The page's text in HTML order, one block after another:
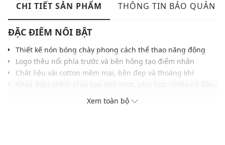
CHI TIẾT SẢN PHẨM THÔNG TIN BẢO QUẢN
ĐẶC ĐIỂM NỔI BẬT
Thiết kế nón bóng chày phong cách thể thao năng động
Logo thêu nổi phía trước và bên hông tạo điểm nhấn
Chất liệu vải cotton mềm mại, bền đẹp và thoáng khí
Lưỡi trai cong giúp bảo vệ khỏi ánh nắng khi ở ngoài trời
Tông màu thanh lịch, dễ phối cùng nhiều outfit khác nhau
Xem toàn bộ